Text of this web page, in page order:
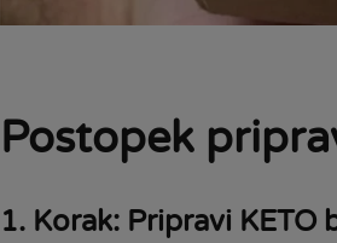
Postopek
1. Korak: Pripravi KETO